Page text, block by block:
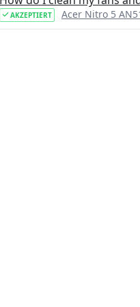
AKZEPTIERT Acer Nitro 5